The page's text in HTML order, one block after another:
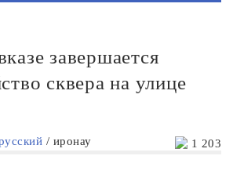
завершается
сквера на улице
/ иронау 1 203